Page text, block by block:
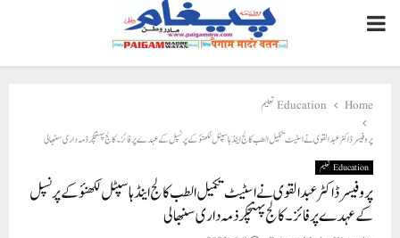
PRIMARY
MENU
Home
Education تعلیم
پروفیسر ڈاکٹر عبد القوی نے اسٹیٹ تکمیل الطب کالج اینڈ ہاسپٹل لکھنؤ کے پرنسپل کے عہدے پر فائز ۔ کالج پہنچکر ذمہ داری سنبھالی
Education تعلیم
پروفیسر ڈاکٹر عبد القوی نے اسٹیٹ تکمیل الطب کالج اینڈ ہاسپٹل لکھنؤ کے پرنسپل
کے عہدے پر فائز ۔ کالج پہنچکر ذمہ داری سنبھالی